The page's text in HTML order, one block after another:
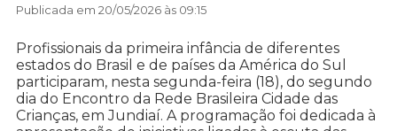
Publicada em 20/05/2026 às 09:15
Profissionais da primeira infância de diferentes
estados do Brasil e de países da América do Sul
participaram, nesta segunda-feira (18), do segundo
dia do Encontro da Rede Brasileira Cidade das
Crianças, em Jundiaí. A programação foi dedicada à